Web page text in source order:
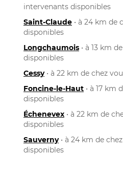
intervenants disponibles
Saint-Claude • à 24 km de
disponibles
Longchaumois • à 13 km
disponibles
Cessy• à 22 km de chez
Foncine-le-Haut • à 17 km
disponibles
Échenevex • à 22 km de
disponibles
Sauverny• à 24 km de
disponibles